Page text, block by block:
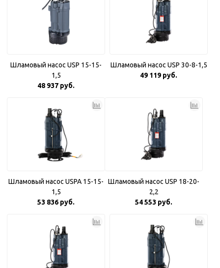
Шламовый насос USP 15-15-
1,5
48 937 руб.
Шламовый насос USP 30-8-1,5
49 119 руб.
Шламовый насос USPA 15-15-
1,5
53 836 руб.
Шламовый насос USP 18-20-
2,2
54 553 руб.